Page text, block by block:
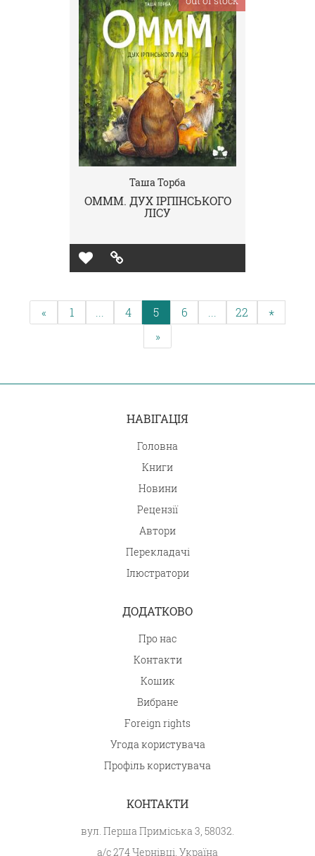
Таша Торба
ОМММ. ДУХ ІРПІНСЬКОГО
ЛІСУ
« 1 4 5 6 22 *
»
НАВІГАЦІЯ
Головна
Книги
Новини
Рецензії
Автори
Перекладачі
Ілюстратори
ДОДАТКОВО
Про нас
Контакти
Кошик
Вибране
Foreign rights
Угода користувача
Профіль користувача
КОНТАКТИ
вул. Перша Приміська 3, 58032.
а/с 274 Чернівці, Україна